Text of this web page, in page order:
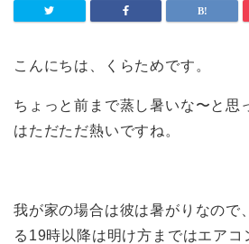
こんにちは、くらためです。
ちょっと前まで蒸し暑いな〜と思
はただただ熱いですね。
我が家の場合は彼は暑がりなので
る19時以降は明け方まではエアコ